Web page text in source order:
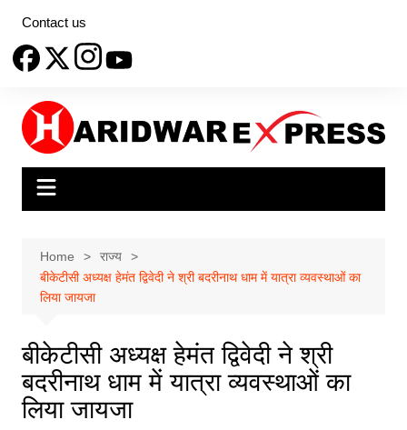
content
Contact us
Home
राज्य
बीकेटीसी अध्यक्ष हेमंत द्विवेदी ने श्री बदरीनाथ धाम में यात्रा व्यवस्थाओं का
लिया जायजा
बीकेटीसी अध्यक्ष हेमंत द्विवेदी ने श्री
बदरीनाथ धाम में यात्रा व्यवस्थाओं का
लिया जायजा